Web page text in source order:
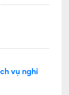
vụ nghỉ